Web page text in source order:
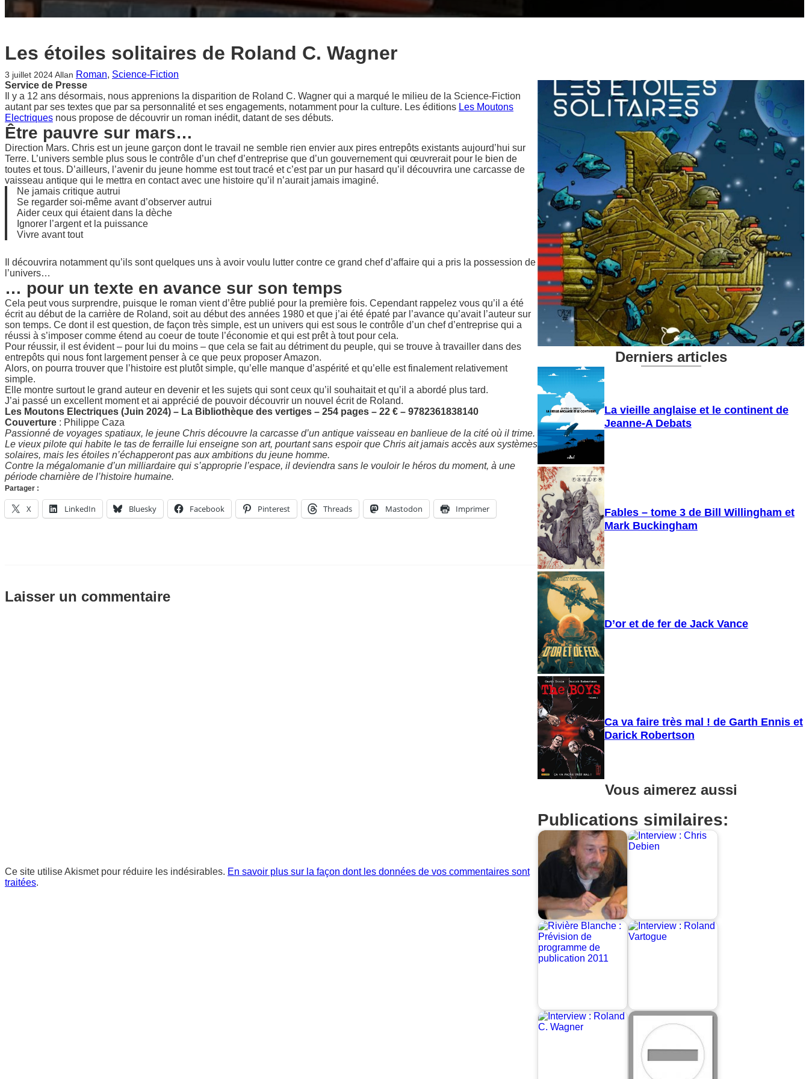
Les étoiles solitaires de Roland C. Wagner
3 juillet 2024 Allan Roman, Science-Fiction
Service de Presse
Il y a 12 ans désormais, nous apprenions la disparition de Roland C. Wagner qui a marqué le milieu de la Science-Fiction
autant par ses textes que par sa personnalité et ses engagements, notamment pour la culture. Les éditions Les Moutons
Electriques nous propose de découvrir un roman inédit, datant de ses débuts.
Être pauvre sur mars…
Direction Mars. Chris est un jeune garçon dont le travail ne semble rien envier aux pires entrepôts existants aujourd’hui sur
Terre. L’univers semble plus sous le contrôle d’un chef d’entreprise que d’un gouvernement qui œuvrerait pour le bien de
toutes et tous. D’ailleurs, l’avenir du jeune homme est tout tracé et c’est par un pur hasard qu’il découvrira une carcasse de
vaisseau antique qui le mettra en contact avec une histoire qu’il n’aurait jamais imaginé.
Ne jamais critique autrui
Se regarder soi-même avant d’observer autrui
Aider ceux qui étaient dans la dèche
Ignorer l’argent et la puissance
Vivre avant tout
Il découvrira notamment qu’ils sont quelques uns à avoir voulu lutter contre ce grand chef d’affaire qui a pris la possession de
l’univers…
… pour un texte en avance sur son temps
Cela peut vous surprendre, puisque le roman vient d’être publié pour la première fois. Cependant rappelez vous qu’il a été
écrit au début de la carrière de Roland, soit au début des années 1980 et que j’ai été épaté par l’avance qu’avait l’auteur sur
son temps. Ce dont il est question, de façon très simple, est un univers qui est sous le contrôle d’un chef d’entreprise qui a
réussi à s’imposer comme étend au coeur de toute l’économie et qui est prêt à tout pour cela.
Pour réussir, il est évident – pour lui du moins – que cela se fait au détriment du peuple, qui se trouve à travailler dans des
entrepôts qui nous font largement penser à ce que peux proposer Amazon.
Alors, on pourra trouver que l’histoire est plutôt simple, qu’elle manque d’aspérité et qu’elle est finalement relativement
simple.
Elle montre surtout le grand auteur en devenir et les sujets qui sont ceux qu’il souhaitait et qu’il a abordé plus tard.
J’ai passé un excellent moment et ai apprécié de pouvoir découvrir un nouvel écrit de Roland.
Les Moutons Electriques (Juin 2024) – La Bibliothèque des vertiges – 254 pages – 22 € – 9782361838140
Couverture : Philippe Caza
Passionné de voyages spatiaux, le jeune Chris découvre la carcasse d’un antique vaisseau en banlieue de la cité où il trime.
Le vieux pilote qui habite le tas de ferraille lui enseigne son art, pourtant sans espoir que Chris ait jamais accès aux systèmes
solaires, mais les étoiles n’échapperont pas aux ambitions du jeune homme.
Contre la mégalomanie d’un milliardaire qui s’approprie l’espace, il deviendra sans le vouloir le héros du moment, à une
période charnière de l’histoire humaine.
Partager :
X LinkedIn Bluesky Facebook Pinterest Threads Mastodon Imprimer
Laisser un commentaire
Ce site utilise Akismet pour réduire les indésirables. En savoir plus sur la façon dont les données de vos commentaires sont
traitées.
Derniers articles
La vieille anglaise et le continent de
Jeanne-A Debats
Fables – tome 3 de Bill Willingham et
Mark Buckingham
D’or et de fer de Jack Vance
Ca va faire très mal ! de Garth Ennis et
Darick Robertson
Vous aimerez aussi
Publications similaires: